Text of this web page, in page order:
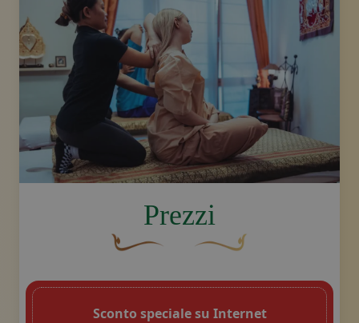
Prezzi
Sconto speciale su Internet